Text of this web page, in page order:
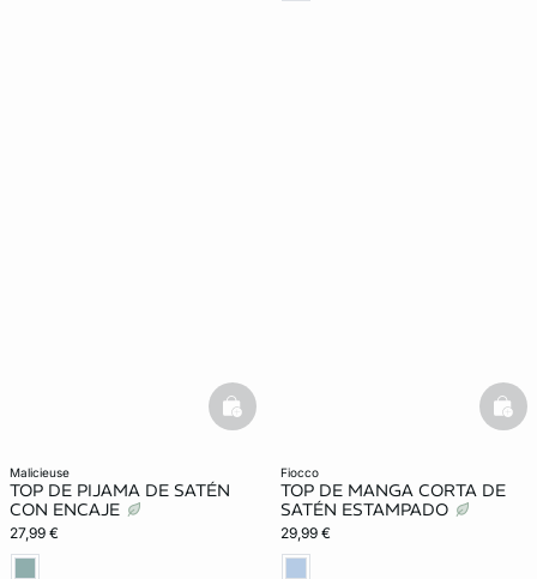
malicieuse
TOP DE PIJAMA DE SATÉN
CON ENCAJE
27,99 €
basketfull
fiocco
TOP DE MANGA CORTA DE
SATÉN ESTAMPADO
29,99 €